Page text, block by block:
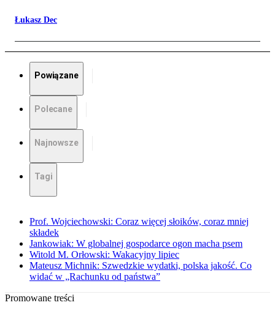
Łukasz Dec
Powiązane
Polecane
Najnowsze
Tagi
Prof. Wojciechowski: Coraz więcej słoików, coraz mniej
składek
Jankowiak: W globalnej gospodarce ogon macha psem
Witold M. Orłowski: Wakacyjny lipiec
Mateusz Michnik: Szwedzkie wydatki, polska jakość. Co
widać w „Rachunku od państwa”
Promowane treści